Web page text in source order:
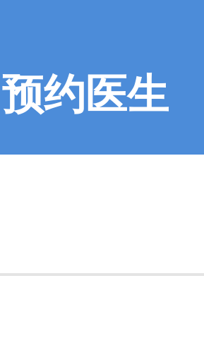
预约医生